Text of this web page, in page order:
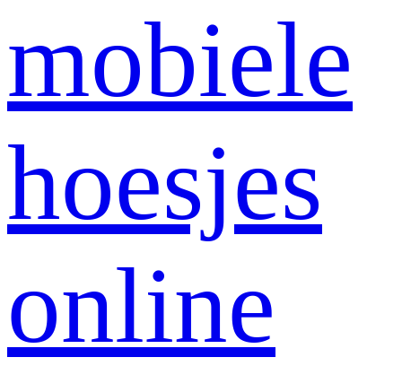
mobiele
hoesjes
online